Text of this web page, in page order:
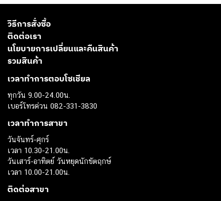
วิธีการสั่งซื้อ
ติดต่อเรา
นโยบายการเปลี่ยนและคืนสินค้า
รวมสินค้า
เวลาทำการตอบโซเชียล
ทุกวัน 9.00-24.00น.
เบอร์โทรด่วน 082-331-3830
เวลาทำการสาขา
วันจันทร์-ศุกร์
เวลา 10.30-21.00น.
วันเสาร์-อาทิตย์ วันหยุดนักขัตฤกษ์
เวลา 10.00-21.00น.
ติดต่อสาขา